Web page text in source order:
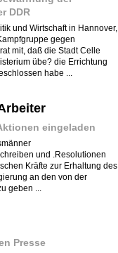
DDR
und Wirtschaft in Hannover,
gegen
mit, daß die Stadt Celle
übe? die Errichtung
habe ...
eingeladen
und .Resolutionen
Kräfte zur Erhaltung des
an den von der
geben ...
Presse